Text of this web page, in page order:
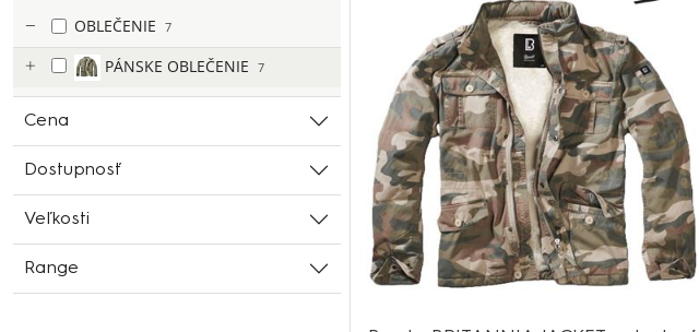
OBLEČENIE 7
PÁNSKE OBLEČENIE 7
Cena
Dostupnosť
Veľkosti
Range